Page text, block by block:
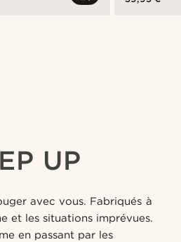
UP
avec vous. Fabriqués à
et les situations imprévues.
en passant par les